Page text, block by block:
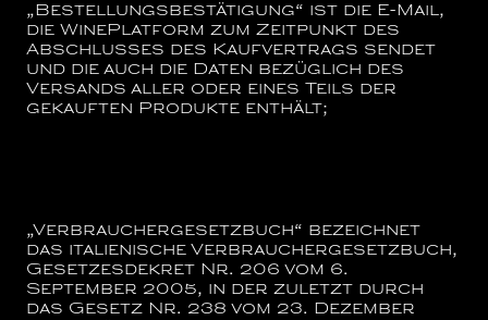
„Bestellungsbestätigung“ ist die E-Mail,
die WinePlatform zum Zeitpunkt des
Abschlusses des Kaufvertrags sendet
und die auch die Daten bezüglich des
Versands aller oder eines Teils der
gekauften Produkte enthält;
„Verbrauchergesetzbuch“ bezeichnet
das italienische Verbrauchergesetzbuch,
Gesetzesdekret Nr. 206 vom 6.
September 2005, in der zuletzt durch
das Gesetz Nr. 238 vom 23. Dezember